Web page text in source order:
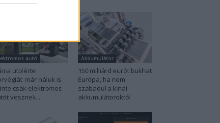
autó
utolérte
már náluk is
csak elektromos
vesznek...
Akkumulátor
150 milliárd eurót bukhat
Európa, ha nem
szabadul a kínai
akkumulátoroktól